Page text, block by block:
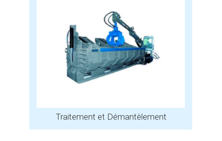
Traitement et Démantèlement